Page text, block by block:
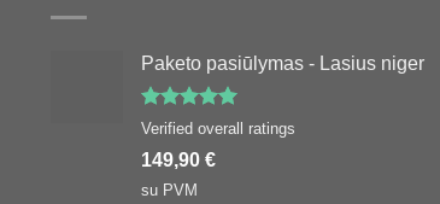
Paketo pasiūlymas - Lasius niger
Įvertinimas:
Verified overall ratings
149,90 €
su PVM